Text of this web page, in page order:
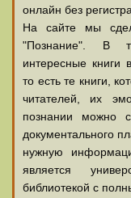
онлайн без
На сайте мы
"Познание". В
интересные книги
то есть те книги,
читателей, их
познании можно
документального
нужную
является
библиотекой с